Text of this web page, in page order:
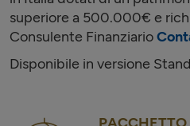
superiore a 500.000€ e
Consulente Finanziario
Disponibile in versione